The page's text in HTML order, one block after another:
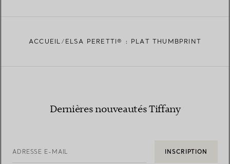
ACCUEIL ELSA PERETTI® : PLAT THUMBPRINT
Dernières nouveautés Tiffany
ADRESSE E-MAIL INSCRIPTION